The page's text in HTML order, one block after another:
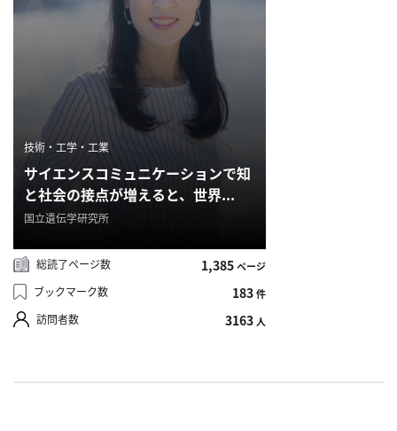
基
づ
く
表
示
問
い
合
せ
技術・工学・工業
サイエンスコミュニケーションで知
と社会の接点が増えると、世界...
国立遺伝学研究所
総読了ページ数 1,385ページ
ブックマーク数 183件
訪問者数 3163人